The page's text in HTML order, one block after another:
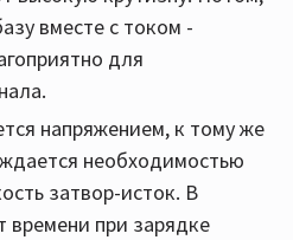
вместе с током -
для
напряжением, к тому же
необходимостью
затвор-исток. В
времени при зарядке